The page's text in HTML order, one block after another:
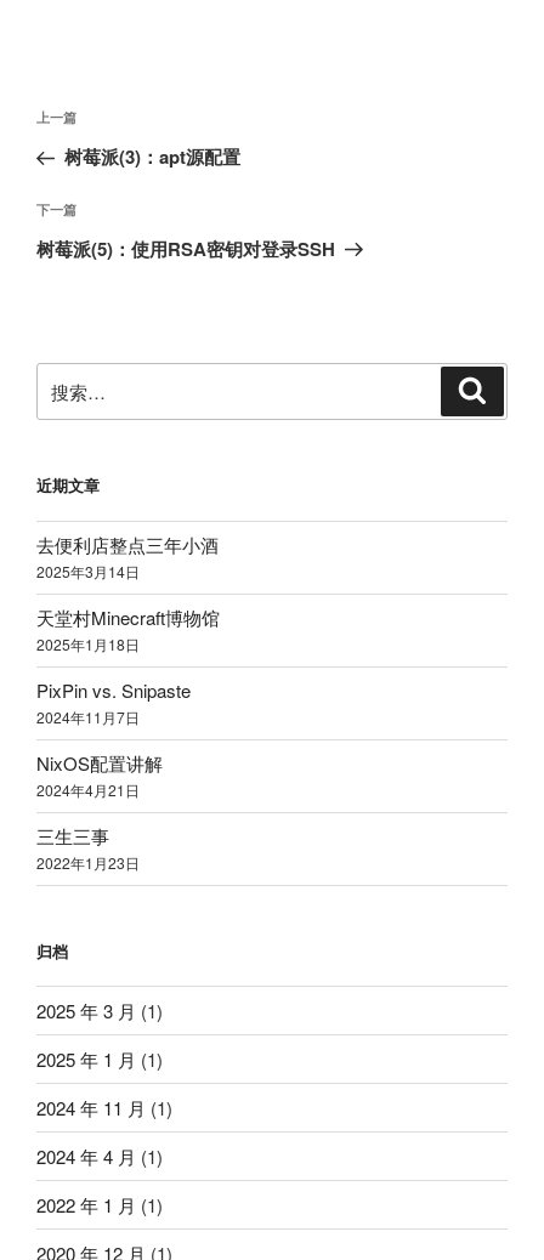
文
导
航
上
一
文
章
上一篇
树莓派(3)：apt源配置
下
一
下一篇
树莓派(5)：使用RSA密钥对登录SSH
索：
近期文章
去便利店整点三年小酒
2025年3月14日
天堂村Minecraft博物馆
2025年1 月18日
PixPin vs. Snipaste
2024年11 月7日
NixOS配置讲解
2024年4月21 日
三生三事
2022年1 月23日
归档
2025 年 3 月 (1)
2025 年 1 月 (1)
2024 年 11 月 (1)
2024 年 4 月 (1)
2022 年 1 月 (1)
2020 年 12 月 (1)